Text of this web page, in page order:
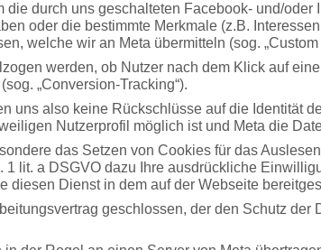
durch uns geschalteten Facebook- und/
oder die bestimmte Merkmale (z.B.
welche wir an Meta übermitteln (sog. „Custom
werden, ob Nutzer nach dem Klick auf
„Conversion-Tracking“).
uns also keine Rückschlüsse auf die Identität
Nutzerprofil möglich ist und Meta die
das Setzen von Cookies für das
lit. a DSGVO dazu Ihre ausdrückliche
diesen Dienst in dem auf der Webseite
geschlossen, der den Schutz